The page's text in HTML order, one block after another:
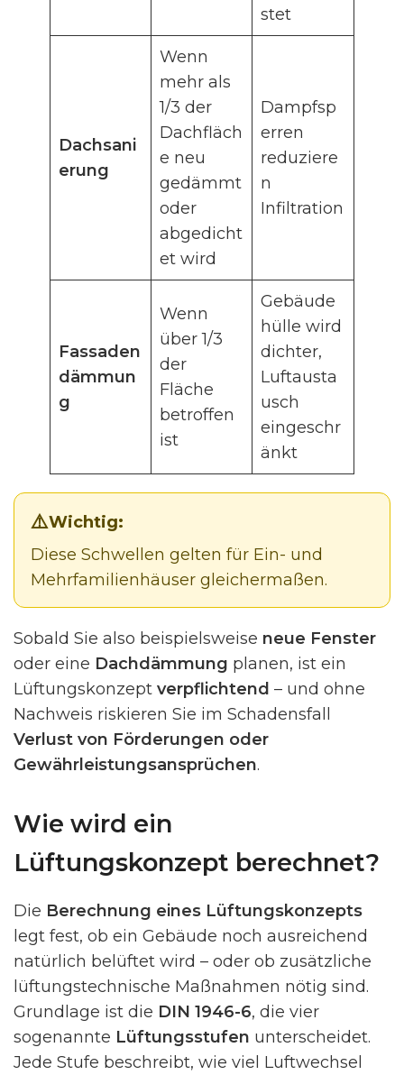
stet
Dachsani
erung
Wenn
mehr als
1/3 der
Dachfläch
e neu
gedämmt
oder
abgedicht
et wird
Dampfsp
erren
reduziere
n
Infiltration
Fassaden
dämmun
g
Wenn
über 1/3
der
Fläche
betroffen
ist
Gebäude
hülle wird
dichter,
Luftausta
usch
eingeschr
änkt
Wichtig:
Diese Schwellen gelten für Ein- und
Mehrfamilienhäuser gleichermaßen.
Sobald Sie also beispielsweise neue Fenster
oder eine Dachdämmung planen, ist ein
Lüftungskonzept verpflichtend – und ohne
Nachweis riskieren Sie im Schadensfall
Verlust von Förderungen oder
Gewährleistungsansprüchen.
Wie wird ein
Lüftungskonzept berechnet?
Die Berechnung eines Lüftungskonzepts
legt fest, ob ein Gebäude noch ausreichend
natürlich belüftet wird – oder ob zusätzliche
lüftungstechnische Maßnahmen nötig sind.
Grundlage ist die DIN 1946-6, die vier
sogenannte Lüftungsstufen unterscheidet.
Jede Stufe beschreibt, wie viel Luftwechsel